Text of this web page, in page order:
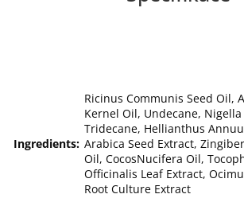
Ingredients:
Ricinus Communis Seed Oil,
Kernel Oil, Undecane, Nigella
Tridecane, Hellianthus
Arabica Seed Extract,
Oil, CocosNucifera Oil,
Officinalis Leaf Extract,
Root Culture Extract